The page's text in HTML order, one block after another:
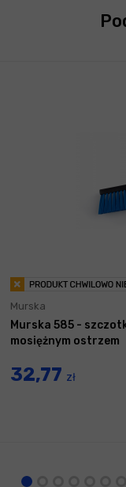
Murska
Murska 585 -
mosiężnym ostrzem
32,77 zł